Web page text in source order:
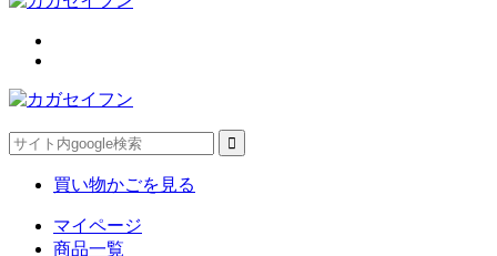
買い物かごを見る
マイページ
商品一覧